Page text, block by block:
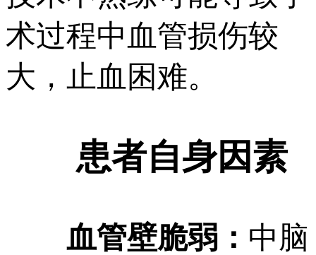
术过程中血管损伤较
大，止血困难。
患者自身因素
血管壁脆弱： 中脑